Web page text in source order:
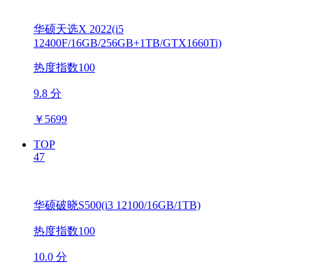
华硕天选X 2022(i5
12400F/16GB/256GB+1TB/GTX1660Ti)
热度指数100
9.8 分
￥ 5699
TOP
47
华硕破晓S500(i3 12100/16GB/1TB)
热度指数100
10.0 分